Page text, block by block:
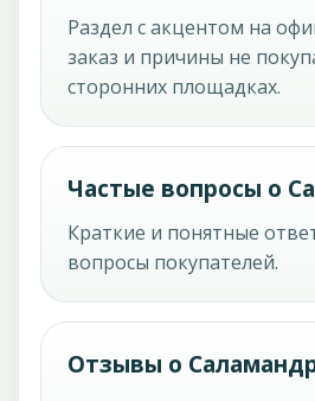
Раздел с акцентом на
заказ и причины не
сторонних площадках.
Частые вопросы о
Краткие и понятные
вопросы покупателей.
Отзывы о